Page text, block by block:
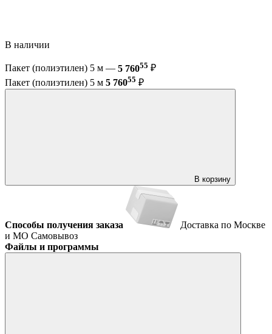
В наличии
Пакет (полиэтилен) 5 м — 5 76055 ₽
Пакет (полиэтилен) 5 м 5 76055 ₽
В корзину
Способы получения заказа
Доставка по Москве
и МО Самовывоз
Файлы и программы